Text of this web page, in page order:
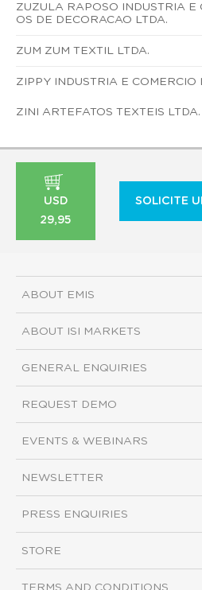
ZUZULA RAPOSO INDUSTRIA E
OS DE DECORACAO LTDA.
ZUM ZUM TEXTIL LTDA.
ZIPPY INDUSTRIA E COMERCIO
ZINI ARTEFATOS TEXTEIS LTDA.
USD
29,95
SOLICITE
ABOUT EMIS
ABOUT ISI MARKETS
GENERAL ENQUIRIES
REQUEST DEMO
EVENTS & WEBINARS
NEWSLETTER
PRESS ENQUIRIES
STORE